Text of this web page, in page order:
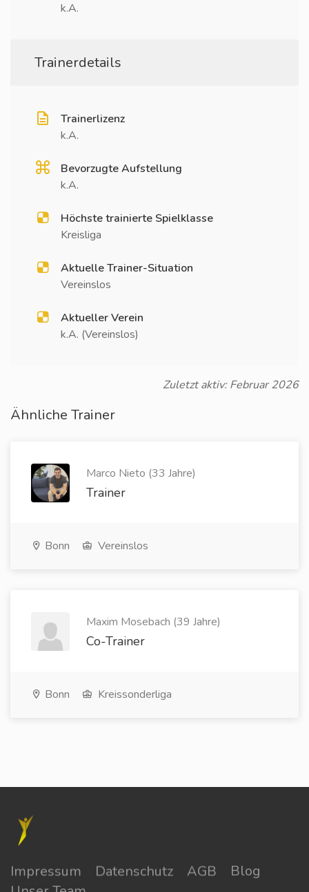
k.A.
Trainerdetails
Trainerlizenz
k.A.
Bevorzugte Aufstellung
k.A.
Höchste trainierte Spielklasse
Kreisliga
Aktuelle Trainer-Situation
Vereinslos
Aktueller Verein
k.A. (Vereinslos)
Zuletzt aktiv: Februar 2026
Ähnliche Trainer
Marco Nieto (33 Jahre)
Trainer
Bonn Vereinslos
Maxim Mosebach (39 Jahre)
Co-Trainer
Bonn Kreissonderliga
Impressum Datenschutz AGB
Blog